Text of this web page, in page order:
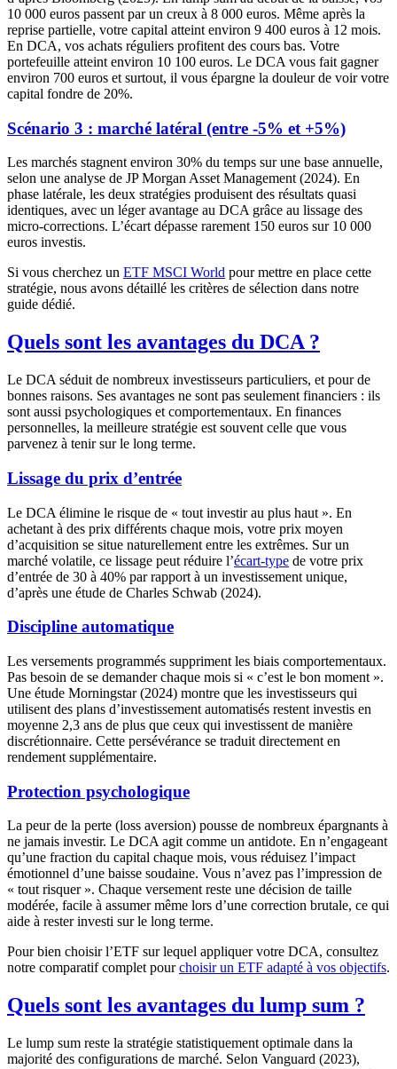
10 000 euros passent par un creux à 8 000 euros. Même après la
reprise partielle, votre capital atteint environ 9 400 euros à 12 mois.
En DCA, vos achats réguliers profitent des cours bas. Votre
portefeuille atteint environ 10 100 euros. Le DCA vous fait gagner
environ 700 euros et surtout, il vous épargne la douleur de voir votre
capital fondre de 20%.
Scénario 3 : marché latéral (entre -5% et +5%)
Les marchés stagnent environ 30% du temps sur une base annuelle,
selon une analyse de JP Morgan Asset Management (2024). En
phase latérale, les deux stratégies produisent des résultats quasi
identiques, avec un léger avantage au DCA grâce au lissage des
micro-corrections. L’écart dépasse rarement 150 euros sur 10 000
euros investis.
Si vous cherchez un ETF MSCI World pour mettre en place cette
stratégie, nous avons détaillé les critères de sélection dans notre
guide dédié.
Quels sont les avantages du DCA ?
Le DCA séduit de nombreux investisseurs particuliers, et pour de
bonnes raisons. Ses avantages ne sont pas seulement financiers : ils
sont aussi psychologiques et comportementaux. En finances
personnelles, la meilleure stratégie est souvent celle que vous
parvenez à tenir sur le long terme.
Lissage du prix d’entrée
Le DCA élimine le risque de « tout investir au plus haut ». En
achetant à des prix différents chaque mois, votre prix moyen
d’acquisition se situe naturellement entre les extrêmes. Sur un
marché volatile, ce lissage peut réduire l’écart-type de votre prix
d’entrée de 30 à 40% par rapport à un investissement unique,
d’après une étude de Charles Schwab (2024).
Discipline automatique
Les versements programmés suppriment les biais comportementaux.
Pas besoin de se demander chaque mois si « c’est le bon moment ».
Une étude Morningstar (2024) montre que les investisseurs qui
utilisent des plans d’investissement automatisés restent investis en
moyenne 2,3 ans de plus que ceux qui investissent de manière
discrétionnaire. Cette persévérance se traduit directement en
rendement supplémentaire.
Protection psychologique
La peur de la perte (loss aversion) pousse de nombreux épargnants à
ne jamais investir. Le DCA agit comme un antidote. En n’engageant
qu’une fraction du capital chaque mois, vous réduisez l’impact
émotionnel d’une baisse soudaine. Vous n’avez pas l’impression de
« tout risquer ». Chaque versement reste une décision de taille
modérée, facile à assumer même lors d’une correction brutale, ce qui
aide à rester investi sur le long terme.
Pour bien choisir l’ETF sur lequel appliquer votre DCA, consultez
notre comparatif complet pourchoisir un ETF adapté à vos objectifs.
Quels sont les avantages du lump sum ?
Le lump sum reste la stratégie statistiquement optimale dans la
majorité des configurations de marché. Selon Vanguard (2023),